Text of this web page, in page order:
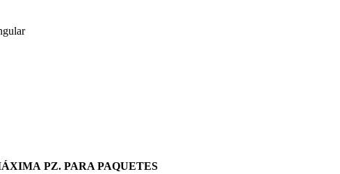
PZ. PARA PAQUETES